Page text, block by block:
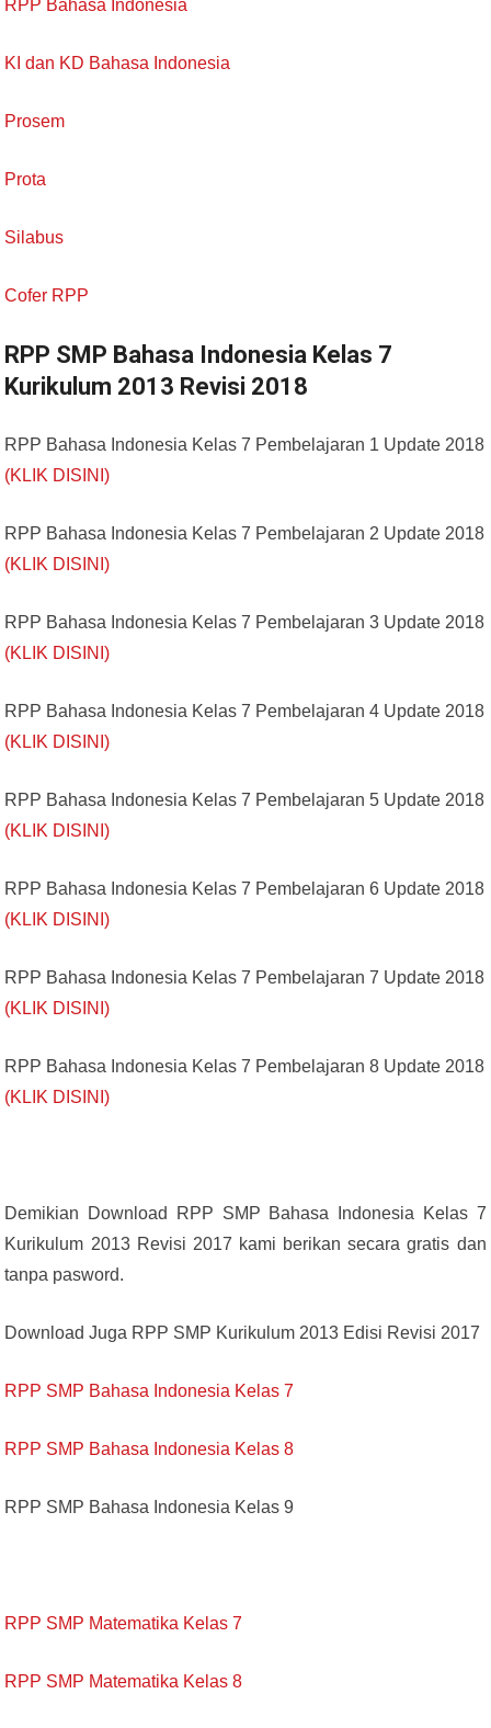
RPP Bahasa Indonesia
KI dan KD Bahasa Indonesia
Prosem
Prota
Silabus
Cofer RPP
RPP SMP Bahasa Indonesia Kelas 7
Kurikulum 2013 Revisi 2018
RPP Bahasa Indonesia Kelas 7 Pembelajaran 1 Update 2018
(KLIK DISINI)
RPP Bahasa Indonesia Kelas 7 Pembelajaran 2 Update 2018
(KLIK DISINI)
RPP Bahasa Indonesia Kelas 7 Pembelajaran 3 Update 2018
(KLIK DISINI)
RPP Bahasa Indonesia Kelas 7 Pembelajaran 4 Update 2018
(KLIK DISINI)
RPP Bahasa Indonesia Kelas 7 Pembelajaran 5 Update 2018
(KLIK DISINI)
RPP Bahasa Indonesia Kelas 7 Pembelajaran 6 Update 2018
(KLIK DISINI)
RPP Bahasa Indonesia Kelas 7 Pembelajaran 7 Update 2018
(KLIK DISINI)
RPP Bahasa Indonesia Kelas 7 Pembelajaran 8 Update 2018
(KLIK DISINI)
Demikian Download RPP SMP Bahasa Indonesia Kelas 7
Kurikulum 2013 Revisi 2017 kami berikan secara gratis dan
tanpa pasword.
Download Juga RPP SMP Kurikulum 2013 Edisi Revisi 2017
RPP SMP Bahasa Indonesia Kelas 7
RPP SMP Bahasa Indonesia Kelas 8
RPP SMP Bahasa Indonesia Kelas 9
RPP SMP Matematika Kelas 7
RPP SMP Matematika Kelas 8